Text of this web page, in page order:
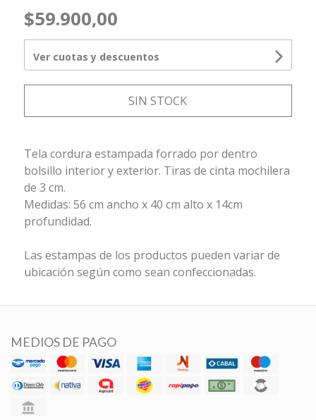
$59.900,00
Ver cuotas y descuentos
SIN STOCK
Tela cordura estampada forrado por dentro
bolsillo interior y exterior. Tiras de cinta mochilera
de 3 cm.
Medidas: 56 cm ancho x 40 cm alto x 14cm
profundidad.
Las estampas de los productos pueden variar de
ubicación según como sean confeccionadas.
MEDIOS DE PAGO